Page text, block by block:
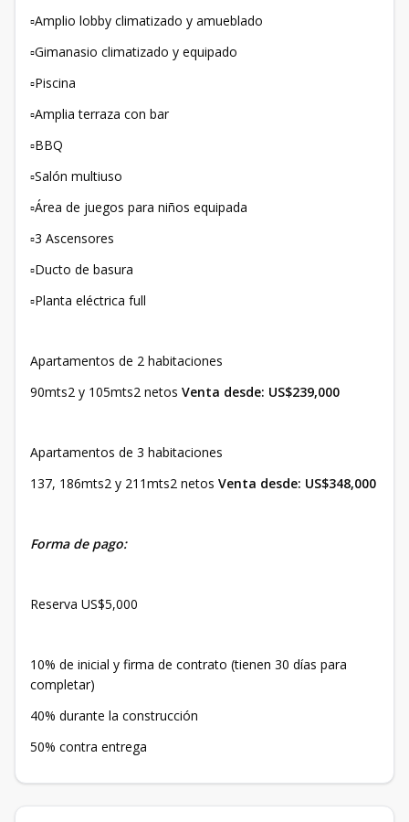
▫️Amplio lobby climatizado y amueblado
▫️Gimanasio climatizado y equipado
▫️Piscina
▫️Amplia terraza con bar
▫️BBQ
▫️Salón multiuso
▫️Área de juegos para niños equipada
▫️3 Ascensores
▫️Ducto de basura
▫️Planta eléctrica full
Apartamentos de 2 habitaciones
90mts2 y 105mts2 netos Venta desde: US$239,000
Apartamentos de 3 habitaciones
137, 186mts2 y 211mts2 netos Venta desde: US$348,000
Forma de pago:
Reserva US$5,000
10% de inicial y firma de contrato (tienen 30 días para
completar)
40% durante la construcción
50% contra entrega